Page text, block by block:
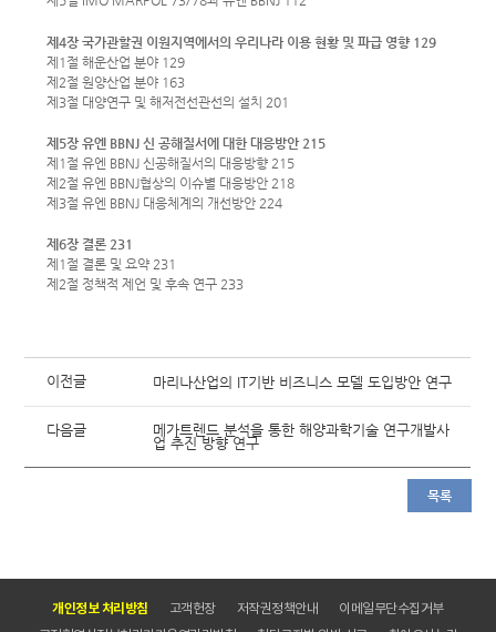
제4장 국가관할권 이원지역에서의 우리나라 이용 현황 및 파급 영향 129
제1절 해운산업 분야 129
제2절 원양산업 분야 163
제3절 대양연구 및 해저전선관선의 설치 201
제5장 유엔 BBNJ 신 공해질서에 대한 대응방안 215
제1절 유엔 BBNJ 신공해질서의 대응방향 215
제2절 유엔 BBNJ협상의 이슈별 대응방안 218
제3절 유엔 BBNJ 대응체계의 개선방안 224
제6장 결론 231
제1절 결론 및 요약 231
제2절 정책적 제언 및 후속 연구 233
이전글 마리나산업의 IT기반 비즈니스 모델 도입방안 연구
다음글
메가트렌드 분석을 통한 해양과학기술 연구개발사
업 추진 방향 연구
목록
개인정보 처리방침 고객헌장 저작권정책안내
이메일무단수집거부